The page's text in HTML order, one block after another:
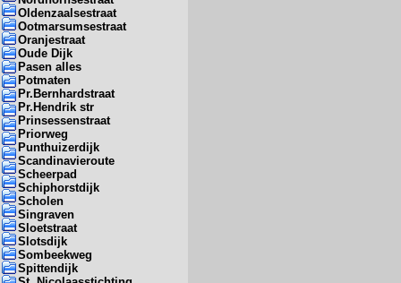
Oldenzaalsestraat
Ootmarsumsestraat
Oranjestraat
Oude Dijk
Pasen alles
Potmaten
Pr.Bernhardstraat
Pr.Hendrik str
Prinsessenstraat
Priorweg
Punthuizerdijk
Scandinavieroute
Scheerpad
Schiphorstdijk
Scholen
Singraven
Sloetstraat
Slotsdijk
Sombeekweg
Spittendijk